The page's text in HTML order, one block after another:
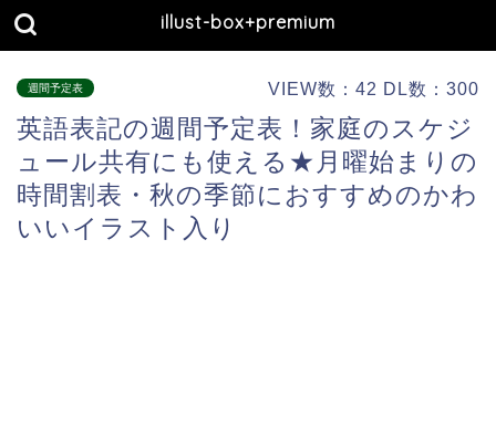
illust-box+premium
週間予定表 VIEW数：42 DL数：300
英語表記の週間予定表！家庭のスケジ
ュール共有にも使える★月曜始まりの
時間割表・秋の季節におすすめのかわ
いいイラスト入り